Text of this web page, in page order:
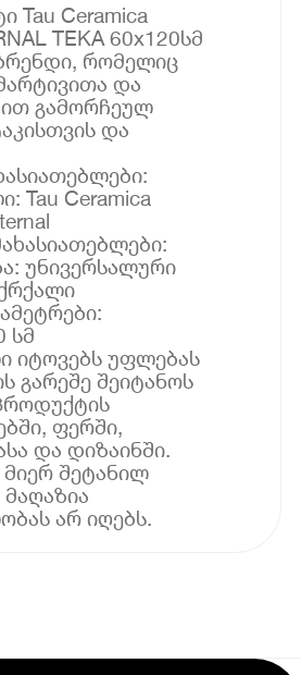
Tau Ceramica
TEKA 60x120სმ
ბრენდი, რომელიც
და
გამორჩეულ
და
Tau Ceramica
უნივერსალური
სმ
იტოვებს უფლებას
გარეშე შეიტანოს
ფერში,
და დიზაინში.
შეტანილ
არ იღებს.